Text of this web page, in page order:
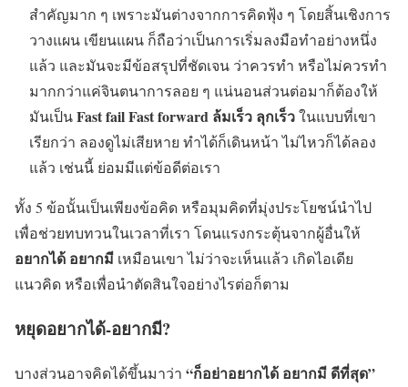
สำคัญมาก ๆ เพราะมันต่างจากการคิดฟุ้ง ๆ โดยสิ้นเชิงการ
วางแผน เขียนแผน ก็ถือว่าเป็นการเริ่มลงมือทำอย่างหนึ่ง
แล้ว และมันจะมีข้อสรุปที่ชัดเจน ว่าควรทำ หรือไม่ควรทำ
มากกว่าแค่จินตนาการลอย ๆ แน่นอนส่วนต่อมาก็ต้องให้
มันเป็นFast fail Fast forward ล้มเร็ว ลุกเร็วในแบบที่เขา
เรียกว่า ลองดูไม่เสียหาย ทำได้ก็เดินหน้า ไม่ไหวก็ได้ลอง
แล้ว เช่นนี้ ย่อมมีแต่ข้อดีต่อเรา
ทั้ง 5 ข้อนั้นเป็นเพียงข้อคิด หรือมุมคิดที่มุ่งประโยชน์นำไป
เพื่อช่วยทบทวนในเวลาที่เรา โดนแรงกระตุ้นจากผู้อื่นให้
อยากได้ อยากมี เหมือนเขา ไม่ว่าจะเห็นแล้ว เกิดไอเดีย
แนวคิด หรือเพื่อนำตัดสินใจอย่างไรต่อก็ตาม
หยุดอยากได้-อยากมี?
บางส่วนอาจคิดได้ขึ้นมาว่า “ก็อย่าอยากได้ อยากมี ดีที่สุด”